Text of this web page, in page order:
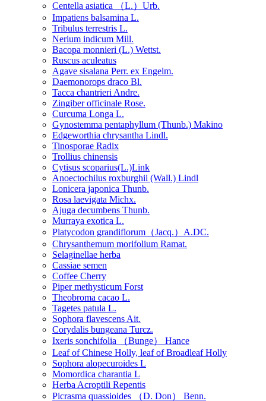
Centella asiatica （L.）Urb.
Impatiens balsamina L.
Tribulus terrestris L.
Nerium indicum Mill.
Bacopa monnieri (L.) Wettst.
Ruscus aculeatus
Agave sisalana Perr. ex Engelm.
Daemonorops draco Bl.
Tacca chantrieri Andre.
Zingiber officinale Rose.
Curcuma Longa L.
Gynostemma pentaphyllum (Thunb.) Makino
Edgeworthia chrysantha Lindl.
Tinosporae Radix
Trollius chinensis
Cytisus scoparius(L.)Link
Anoectochilus roxburghii (Wall.) Lindl
Lonicera japonica Thunb.
Rosa laevigata Michx.
Ajuga decumbens Thunb.
Murraya exotica L.
Platycodon grandiflorum（Jacq.）A.DC.
Chrysanthemum morifolium Ramat.
Selaginellae herba
Cassiae semen
Coffee Cherry
Piper methysticum Forst
Theobroma cacao L.
Tagetes patula L.
Sophora flavescens Ait.
Corydalis bungeana Turcz.
Ixeris sonchifolia （Bunge） Hance
Leaf of Chinese Holly, leaf of Broadleaf Holly
Sophora alopecuroides L
Momordica charantia L
Herba Acroptili Repentis
Picrasma quassioides （D. Don） Benn.